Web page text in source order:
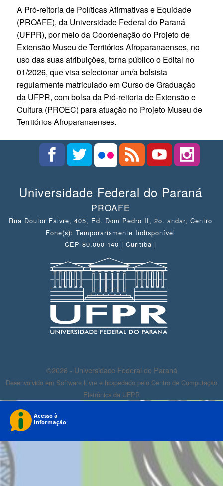
A Pró-reitoria de Políticas Afirmativas e Equidade
(PROAFE), da Universidade Federal do Paraná
(UFPR), por meio da Coordenação do Projeto de
Extensão Museu de Territórios Afroparanaenses, no
uso das suas atribuições, torna público o Edital no
01/2026, que visa selecionar um/a bolsista
regularmente matriculado em Curso de Graduação
da UFPR, com bolsa da Pró-reitoria de Extensão e
Cultura (PROEC) para atuação no Projeto Museu de
Territórios Afroparanaenses.
Universidade Federal do Paraná
PROAFE
Rua Doutor Faivre, 405, Ed. Dom Pedro II, 2o. andar, Centro
Fone(s): Temporariamente Indisponível
CEP 80.060-140 | Curitiba |
©2026 - Universidade Federal do Paraná
Desenvolvido em Software Livre e hospedado pelo Centro de Computação
Eletrônica da UFPR